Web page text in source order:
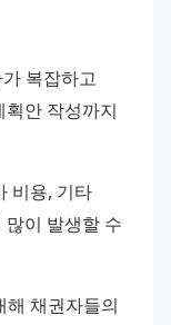
복잡하고
안 작성까지
비용, 기타
이 발생할 수
해 채권자들의